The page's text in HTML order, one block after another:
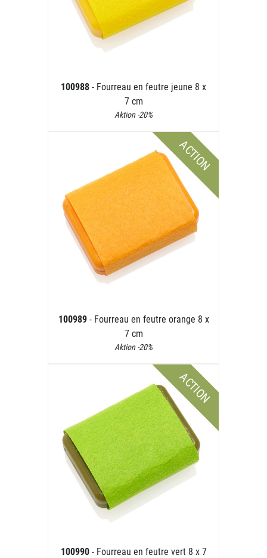
100988 - Fourreau en feutre jeune 8 x
7 cm
Aktion -20%
ACTION
100989 - Fourreau en feutre orange 8 x
7 cm
Aktion -20%
ACTION
100990 - Fourreau en feutre vert 8 x 7